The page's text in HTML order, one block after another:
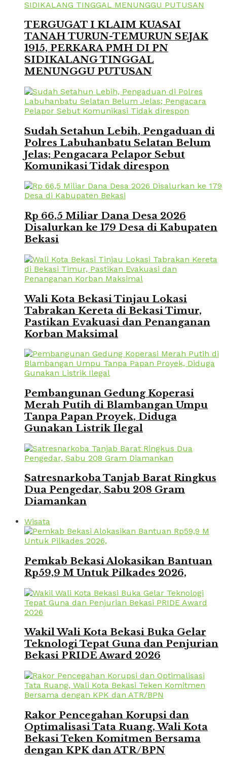
TERGUGAT I KLAIM KUASAI
TANAH TURUN-TEMURUN SEJAK
1915, PERKARA PMH DI PN
SIDIKALANG TINGGAL
MENUNGGU PUTUSAN
Sudah Setahun Lebih, Pengaduan di
Polres Labuhanbatu Selatan Belum
Jelas; Pengacara Pelapor Sebut
Komunikasi Tidak direspon
Rp 66,5 Miliar Dana Desa 2026
Disalurkan ke 179 Desa di Kabupaten
Bekasi
Wali Kota Bekasi Tinjau Lokasi
Tabrakan Kereta di Bekasi Timur,
Pastikan Evakuasi dan Penanganan
Korban Maksimal
Pembangunan Gedung Koperasi
Merah Putih di Blambangan Umpu
Tanpa Papan Proyek, Diduga
Gunakan Listrik Ilegal
Satresnarkoba Tanjab Barat Ringkus
Dua Pengedar, Sabu 208 Gram
Diamankan
Wisata
Pemkab Bekasi Alokasikan Bantuan
Rp59,9 M Untuk Pilkades 2026,
Wakil Wali Kota Bekasi Buka Gelar
Teknologi Tepat Guna dan Penjurian
Bekasi PRIDE Award 2026
Rakor Pencegahan Korupsi dan
Optimalisasi Tata Ruang, Wali Kota
Bekasi Teken Komitmen Bersama
dengan KPK dan ATR/BPN